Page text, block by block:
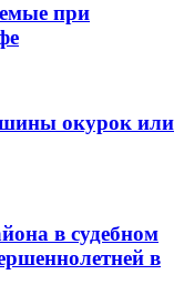
при
окурок или
в судебном
в